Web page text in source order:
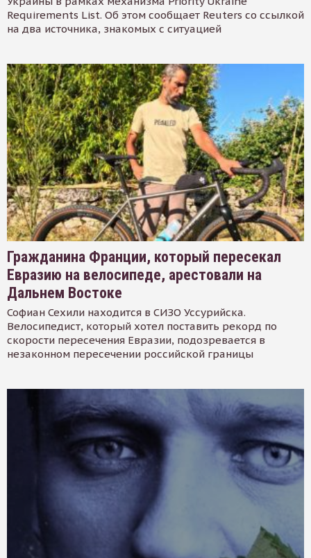
Requirements List. Об этом сообщает Reuters со ссылкой
на два источника, знакомых с ситуацией
Гражданина Франции, который пересекал
Евразию на велосипеде, арестовали на
Дальнем Востоке
Софиан Сехили находится в СИЗО Уссурийска.
Велосипедист, который хотел поставить рекорд по
скорости пересечения Евразии, подозревается в
незаконном пересечении российской границы